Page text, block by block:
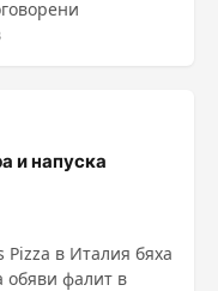
и напуска
в Италия бяха
обяви фалит в